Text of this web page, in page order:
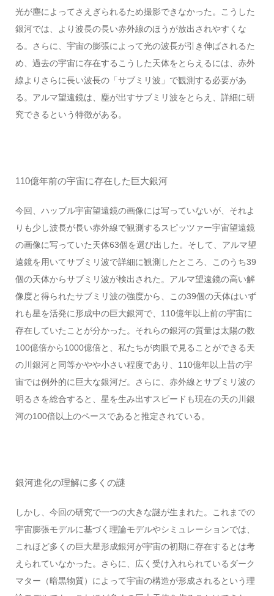
光が塵によってさえぎられるため撮影できなかった。こうした
銀河では、より波長の長い赤外線のほうが放出されやすくな
る。さらに、宇宙の膨張によって光の波長が引き伸ばされるた
め、過去の宇宙に存在するこうした天体をとらえるには、赤外
線よりさらに長い波長の「サブミリ波」で観測する必要があ
る。アルマ望遠鏡は、塵が出すサブミリ波をとらえ、詳細に研
究できるという特徴がある。
110億年前の宇宙に存在した巨大銀河
今回、ハッブル宇宙望遠鏡の画像には写っていないが、それよ
りも少し波長が長い赤外線で観測するスピッツァー宇宙望遠鏡
の画像に写っていた天体63個を選び出した。そして、アルマ望
遠鏡を用いてサブミリ波で詳細に観測したところ、このうち39
個の天体からサブミリ波が検出された。アルマ望遠鏡の高い解
像度と得られたサブミリ波の強度から、この39個の天体はいず
れも星を活発に形成中の巨大銀河で、110億年以上前の宇宙に
存在していたことが分かった。それらの銀河の質量は太陽の数
100億倍から1000億倍と、私たちが肉眼で見ることができる天
の川銀河と同等かやや小さい程度であり、110億年以上昔の宇
宙では例外的に巨大な銀河だ。さらに、赤外線とサブミリ波の
明るさを総合すると、星を生み出すスピードも現在の天の川銀
河の100倍以上のペースであると推定されている。
銀河進化の理解に多くの謎
しかし、今回の研究で一つの大きな謎が生まれた。これまでの
宇宙膨張モデルに基づく理論モデルやシミュレーションでは、
これほど多くの巨大星形成銀河が宇宙の初期に存在するとは考
えられていなかった。さらに、広く受け入れられているダーク
マター（暗黒物質）によって宇宙の構造が形成されるという理